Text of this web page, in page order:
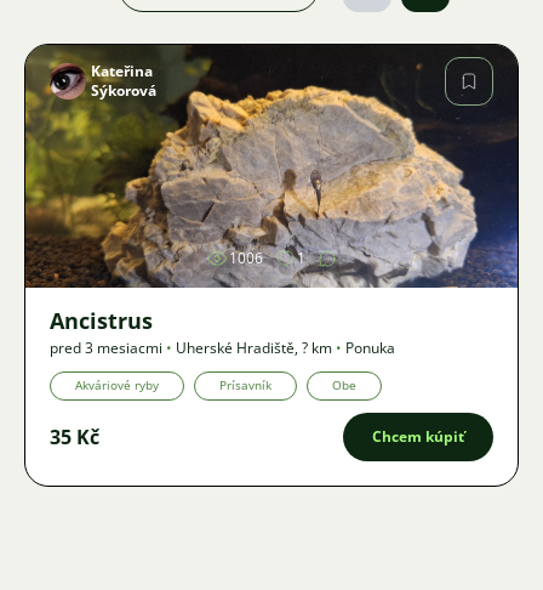
Obrázok
Kateřina
Sýkorová
1006 1
Ancistrus
pred 3 mesiacmi • Uherské Hradiště,? km • Ponuka
Akváriové ryby Prísavník Obe
35 Kč Chcem kúpiť